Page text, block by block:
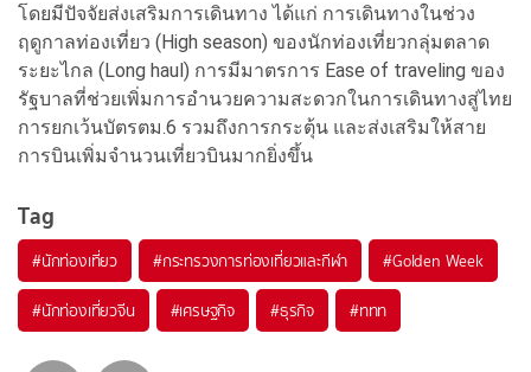
โดยมีปัจจัยส่งเสริมการเดินทาง ได้แก่ การเดินทางในช่วง
ฤดูกาลท่องเที่ยว (High season) ของนักท่องเที่ยวกลุ่มตลาด
ระยะไกล (Long haul) การมีมาตรการ Ease of traveling ของ
รัฐบาลที่ช่วยเพิ่มการอำนวยความสะดวกในการเดินทางสู่ไทย
การยกเว้นบัตรตม.6 รวมถึงการกระตุ้น และส่งเสริมให้สาย
การบินเพิ่มจำนวนเที่ยวบินมากยิ่งขึ้น
Tag
#นักท่องเที่ยว #กระทรวงการท่องเที่ยวและกีฬา #Golden Week
#นักท่องเที่ยวจีน #เศรษฐกิจ #ธุรกิจ #ททท